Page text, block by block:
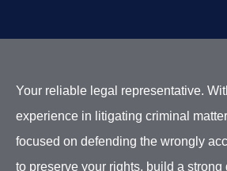
Your reliable legal representative.
experience in litigating criminal
focused on defending the wrongly
to preserve your rights, build a